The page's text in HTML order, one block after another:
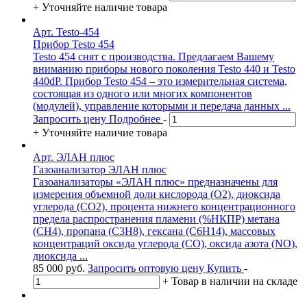
+ Уточняйте наличие товара
Арт. Testo-454
Прибор Testo 454
Testo 454 снят с производства. Предлагаем Вашему
вниманию приборы нового поколения Testo 440 и Testo
440dP. Прибор Testo 454 – это измерительная система,
состоящая из одного или многих компонентов
(модулей), управление которыми и передача данных ...
Запросить цену Подробнее -
+ Уточняйте наличие товара
Арт. ЭЛАН плюс
Газоанализатор ЭЛАН плюс
Газоанализаторы «ЭЛАН плюс» предназначены для
измерения объемной доли кислорода (O2), диоксида
углерода (CO2), процента нижнего концентрационного
предела распространения пламени (%НКПР) метана
(CH4), пропана (C3H8), гексана (C6H14), массовых
концентраций оксида углерода (СО), оксида азота (NO),
диоксида ...
85 000 руб. Запросить оптовую цену Купить -
+ Товар в наличии на складе